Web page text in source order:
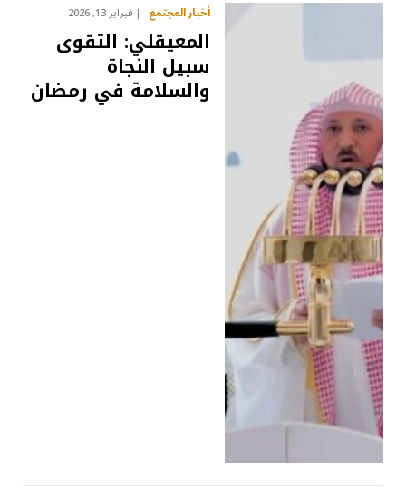
أخبار المجتمع فبراير 13, 2026
المعيقلي: التقوى
سبيل النجاة
والسلامة في رمضان